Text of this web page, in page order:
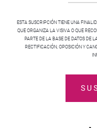
ESTA SUSCRIPCIÓN TIENE UNA
QUE ORGANIZA LA VISIVA O QUE
PARTE DE LA BASE DE DATOS DE
RECTIFICACIÓN, OPOSICIÓN Y